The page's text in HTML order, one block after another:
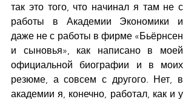
так это того, что начинал я там не с
работы в Академии Экономики и
даже не с работы в фирме «Бьёрнсен
и сыновья», как написано в моей
официальной биографии и в моих
резюме, а совсем с другого. Нет, в
академии я, конечно, работал, как и у